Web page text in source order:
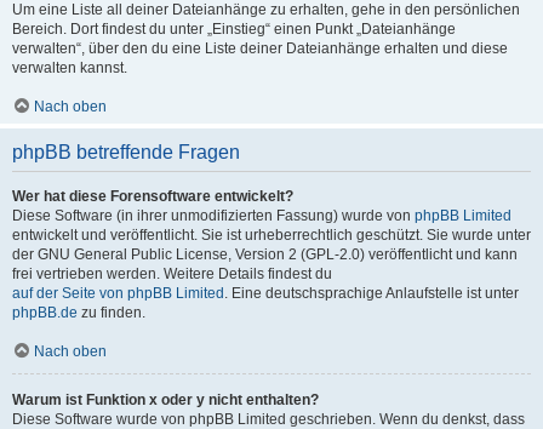
Um eine Liste all deiner Dateianhänge zu erhalten, gehe in den persönlichen
Bereich. Dort findest du unter „Einstieg“ einen Punkt „Dateianhänge
verwalten“, über den du eine Liste deiner Dateianhänge erhalten und diese
verwalten kannst.
Nach oben
phpBB betreffende Fragen
Wer hat diese Forensoftware entwickelt?
Diese Software (in ihrer unmodifizierten Fassung) wurde von phpBB Limited
entwickelt und veröffentlicht. Sie ist urheberrechtlich geschützt. Sie wurde unter
der GNU General Public License, Version 2 (GPL-2.0) veröffentlicht und kann
frei vertrieben werden. Weitere Details findest du
auf der Seite von phpBB Limited . Eine deutschsprachige Anlaufstelle ist unter
phpBB.de zu finden.
Nach oben
Warum ist Funktion x oder y nicht enthalten?
Diese Software wurde von phpBB Limited geschrieben. Wenn du denkst, dass